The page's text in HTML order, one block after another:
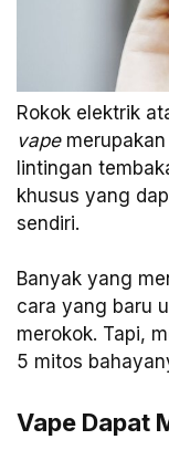
Rokok elektrik
vape
lintingan
khusus yang
sendiri.
Banyak yang
cara yang baru
merokok. Tapi,
5 mitos
Vape Dapat